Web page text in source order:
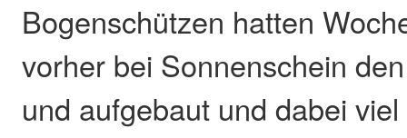
Bogenschützen hatten
vorher bei Sonnenschein
und aufgebaut und dabei